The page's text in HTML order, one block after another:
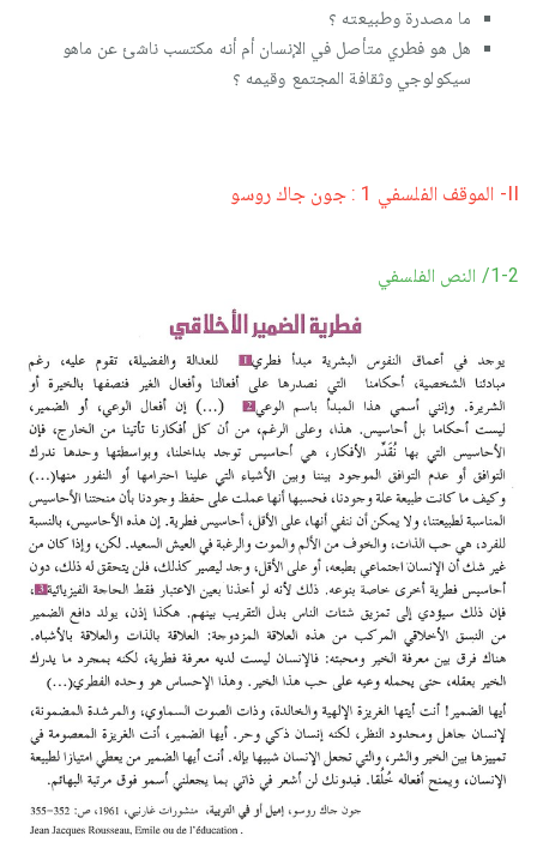
ما مصدرة وطبيعته ؟
هل هو فطري متأصل في الإنسان أم أنه مكتسب ناشئ عن ماهو
سيكولوجي وثقافة المجتمع وقيمه ؟
II- الموقف الفلسفي 1 : جون جاك روسو
1-2/ النص الفلسفي